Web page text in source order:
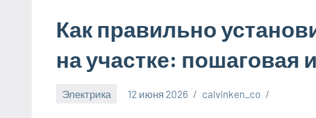
Как правильно
на участке: пошаговая
Электрика 12 июня 2026 calvinken_co